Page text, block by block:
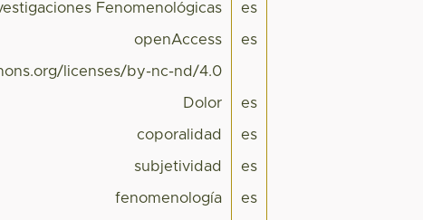
Fenomenológicas es
openAccess es
licenses/by-nc-nd/4.0
Dolor es
coporalidad es
subjetividad es
fenomenología es